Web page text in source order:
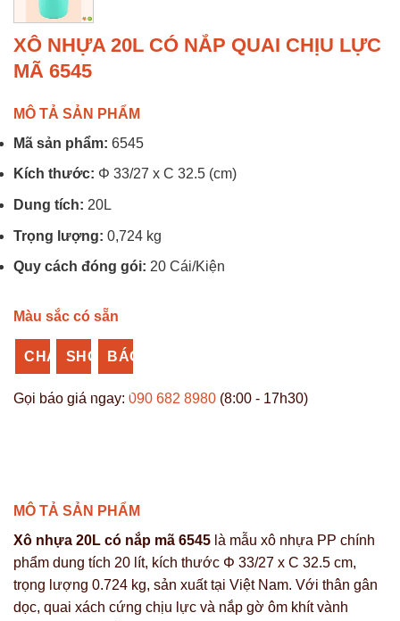
XÔ NHỰA 20L CÓ NẮP QUAI CHỊU LỰC
MÃ 6545
MÔ TẢ SẢN PHẨM
Mã sản phẩm: 6545
Kích thước: Φ 33/27 x C 32.5 (cm)
Dung tích: 20L
Trọng lượng: 0,724 kg
Quy cách đóng gói: 20 Cái/Kiện
Màu sắc có sẵn
CHAT
ZALO
SHOPEE
NHỰA
BÁO
GIÁ
Gọi báo giá ngay: 090 682 8980 (8:00 - 17h30)
MÔ TẢ SẢN PHẨM
Xô nhựa 20L có nắp mã 6545 là mẫu xô nhựa PP chính
phẩm dung tích 20 lít, kích thước Φ 33/27 x C 32.5 cm,
trọng lượng 0.724 kg, sản xuất tại Việt Nam. Với thân gân
dọc, quai xách cứng chịu lực và nắp gờ ôm khít vành